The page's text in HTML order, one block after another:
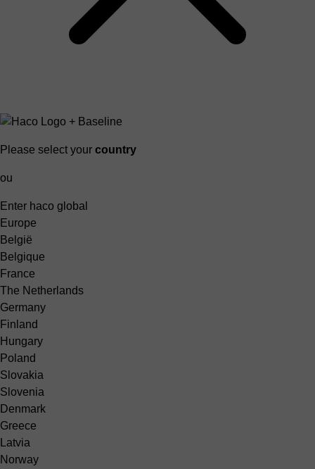
Please select your country
ou
Enter haco global
Europe
België
Belgique
France
The Netherlands
Germany
Finland
Hungary
Poland
Slovakia
Slovenia
Denmark
Greece
Latvia
Norway